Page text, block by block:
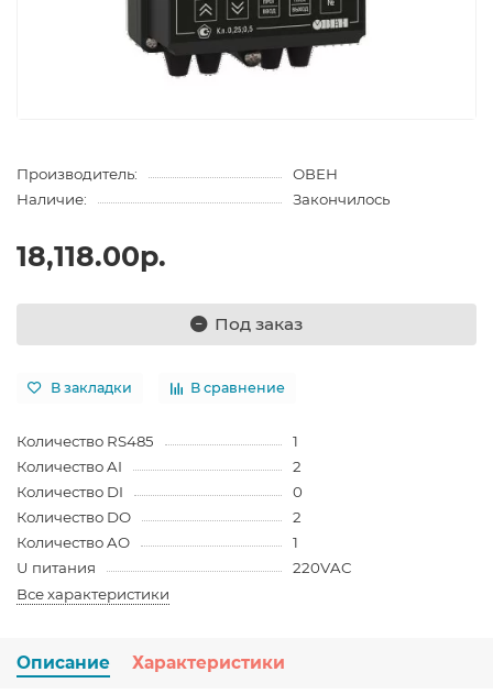
Производитель:
ОВЕН
Наличие:
Закончилось
18,118.00р.
Под заказ
В закладки В сравнение
Количество RS485
1
Количество AI
2
Количество DI
0
Количество DO
2
Количество AO
1
U питания
220VAC
Все характеристики
Описание Характеристики